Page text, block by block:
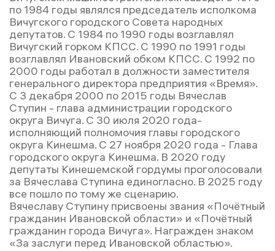
по 1984 годы являлся председатель исполкома
Вичугского городского Совета народных
депутатов. С 1984 по 1990 годы возглавлял
Вичугский горком КПСС. С 1990 по 1991 годы
возглавлял Ивановский обком КПСС. С 1992 по
2000 годы работал в должности заместителя
генерального директора предприятия «Время».
C 3 декабря 2000 по 2015 годы Вячеслав
Ступин - глава администрации городского
округа Вичуга. С 30 июля 2020 года-
исполняющий полномочия главы городского
округа Кинешма. С 27 ноября 2020 года - Глава
городского округа Кинешма. В 2020 году
депутаты Кинешемской гордумы проголосовали
за Вячеслава Ступина единогласно. В 2025 году
все пошло по тому же сценарию.
Вячеславу Ступину присвоены звания «Почётный
гражданин Ивановской области» и «Почётный
гражданин города Вичуга». Награжден знаком
«За заслуги перед Ивановской областью».